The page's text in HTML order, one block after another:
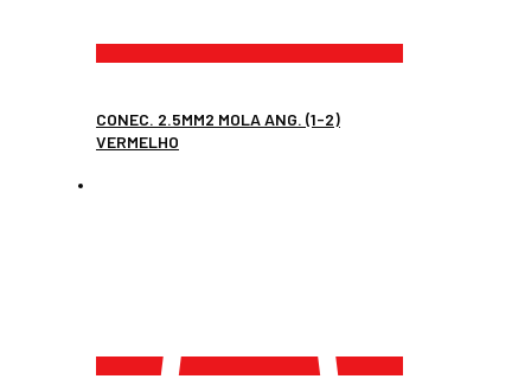
CONEC. 2.5MM2 MOLA ANG. (1-2)
VERMELHO